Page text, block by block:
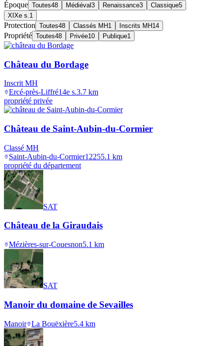
Époque Toutes48 Médiéval 3 Renaissance3 Classique5
XIXe s. 1
Protection Toutes48 Classés MH1 Inscrits MH14
Propriété Toutes48 Privée10 Publique1
Château du Bordage
Inscrit MH
Ercé-près-Liffré14e s.3.7 km
propriété privée
Château de Saint-Aubin-du-Cormier
Classé MH
Saint-Aubin-du-Cormier12255.1 km
propriété du département
SAT
Château de la Giraudais
Mézières-sur-Couesnon5.1 km
SAT
Manoir du domaine de Sevailles
Manoir La Bouëxière5.4 km